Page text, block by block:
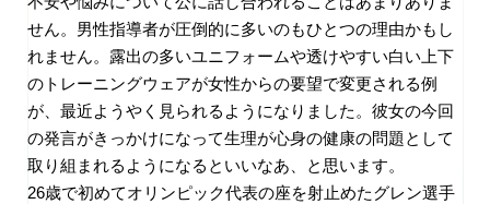
せん。男性指導者が圧倒的に多いのもひとつの理由かもし
れません。露出の多いユニフォームや透けやすい白い上下
のトレーニングウェアが女性からの要望で変更される例
が、最近ようやく見られるようになりました。彼女の今回
の発言がきっかけになって生理が心身の健康の問題として
取り組まれるようになるといいなあ、と思います。
26歳で初めてオリンピック代表の座を射止めたグレン選手